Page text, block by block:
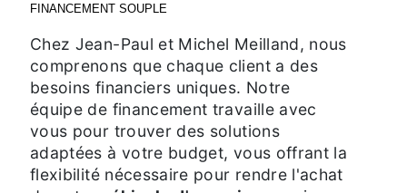
FINANCEMENT SOUPLE
Chez Jean-Paul et Michel Meilland, nous
comprenons que chaque client a des
besoins financiers uniques. Notre
équipe de financement travaille avec
vous pour trouver des solutions
adaptées à votre budget, vous offrant la
flexibilité nécessaire pour rendre l'achat